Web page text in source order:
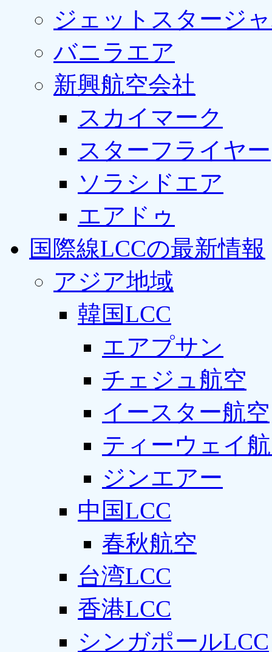
ジェットスタージ
バニラエア
新興航空会社
スカイマーク
スターフライヤー
ソラシドエア
エアドゥ
国際線LCCの最新情報
アジア地域
韓国LCC
エアプサン
チェジュ航空
イースター航空
ティーウェイ
ジンエアー
中国LCC
春秋航空
台湾LCC
香港LCC
シンガポールLCC